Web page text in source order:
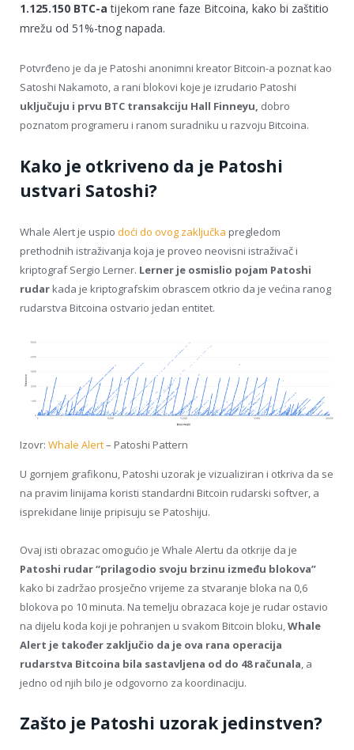
1.125.150 BTC-a tijekom rane faze Bitcoina, kako bi zaštitio
mrežu od 51%-tnog napada.
Potvrđeno je da je Patoshi anonimni kreator Bitcoin-a poznat kao
Satoshi Nakamoto, a rani blokovi koje je izrudario Patoshi
uključuju i prvu BTC transakciju Hall Finneyu, dobro
poznatom programeru i ranom suradniku u razvoju Bitcoina.
Kako je otkriveno da je Patoshi
ustvari Satoshi?
Whale Alert je uspio doći do ovog zaključka pregledom
prethodnih istraživanja koja je proveo neovisni istraživač i
kriptograf Sergio Lerner. Lerner je osmislio pojam Patoshi
rudar kada je kriptografskim obrascem otkrio da je većina ranog
rudarstva Bitcoina ostvario jedan entitet.
Izovr: Whale Alert– Patoshi Pattern
U gornjem grafikonu, Patoshi uzorak je vizualiziran i otkriva da se
na pravim linijama koristi standardni Bitcoin rudarski softver, a
isprekidane linije pripisuju se Patoshiju.
Ovaj isti obrazac omogućio je Whale Alertu da otkrije da je
Patoshi rudar “prilagodio svoju brzinu između blokova”
kako bi zadržao prosječno vrijeme za stvaranje bloka na 0,6
blokova po 10 minuta. Na temelju obrazaca koje je rudar ostavio
na dijelu koda koji je pohranjen u svakom Bitcoin bloku,Whale
Alert je također zaključio da je ova rana operacija
rudarstva Bitcoina bila sastavljena od do 48 računala, a
jedno od njih bilo je odgovorno za koordinaciju.
Zašto je Patoshi uzorak jedinstven?